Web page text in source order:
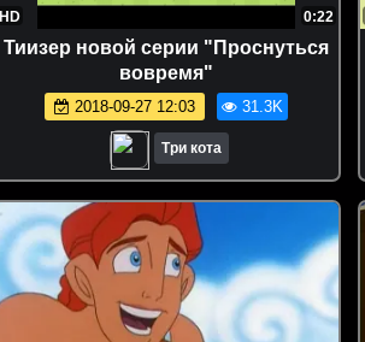
HD 0:22
Тиизер новой серии "Проснуться
вовремя"
2018-09-27 12:03 31.3K
Три кота